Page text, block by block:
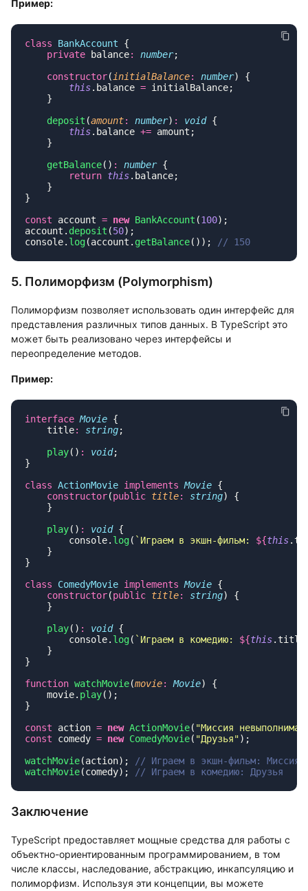
Пример:
class BankAccount
    private
balance: number
    constructor
( initialBalance: number
        this
.balance =
    deposit
(amount: number) : void
        this
.balance +=
    getBalance
() : number
        return
this
const account = new BankAccount (100
account. deposit (50
console. log(account. getBalance());
5. Полиморфизм (Polymorphism)
Полиморфизм позволяет использовать один интерфейс для
представления различных типов данных. В TypeScript это
может быть реализовано через интерфейсы и
переопределение методов.
Пример:
interface Movie
    title
: string
    play
() : void
class ActionMovie implements Movie
    constructor
(public title: string
    play
() : void
        console.
log( `Играем в экшн-фильм: ${this
class ComedyMovie implements Movie
    constructor
(public title: string
    play
() : void
        console.
log( `Играем в комедию: ${this.title
function watchMovie(movie: Movie
    movie.
play
const action = new ActionMovie( "Миссия невыполнима
const comedy = new ComedyMovie( "Друзья"
watchMovie(action);
watchMovie(comedy);
Заключение
TypeScript предоставляет мощные средства для работы с
объектно-ориентированным программированием, в том
числе классы, наследование, абстракцию, инкапсуляцию и
полиморфизм. Используя эти концепции, вы можете